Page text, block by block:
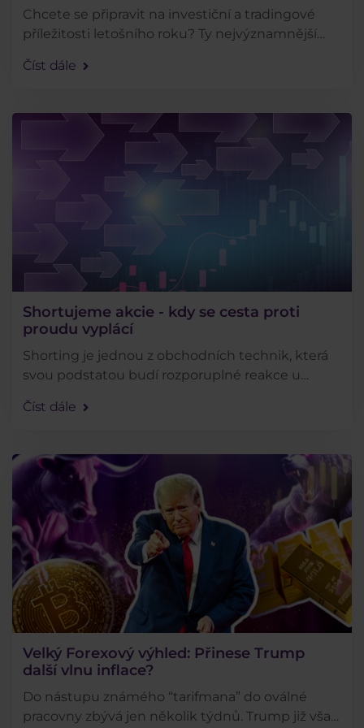
Chcete se připravit na investiční a tradingové
příležitosti letošního roku? Ty nejvýznamnější
probereme v exkluzivním webináři - odkaz na
Číst dále
Shortujeme akcie - kdy se cesta proti
proudu vyplácí
Shorting je jednou z obchodních technik, která
svou podstatou budí rozporuplné reakce u
potenciál. Pojďte se s námi podívat na 3
Číst dále
Velký Forexový výhled: Přinese Trump
další vlnu inflace?
Do nástupu známého “tarifmana” do oválné
pracovny zbývá jen několik týdnů. Trump již však